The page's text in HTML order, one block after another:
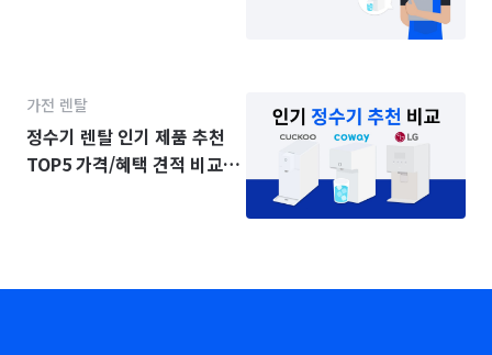
가전 렌탈
정수기 렌탈 인기 제품 추천
TOP5 가격/혜택 견적 비교